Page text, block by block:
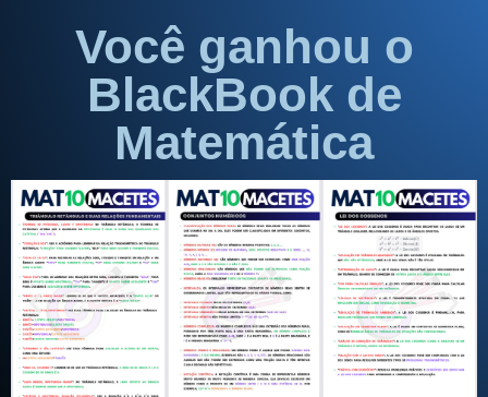
Você ganhou o
BlackBook de
Matemática